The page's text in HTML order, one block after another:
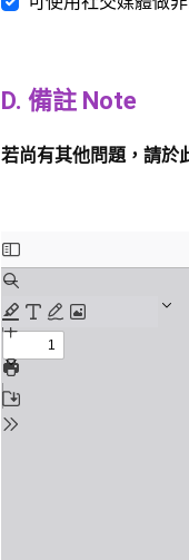
D. 備註 Note
若尚有其他問題，請